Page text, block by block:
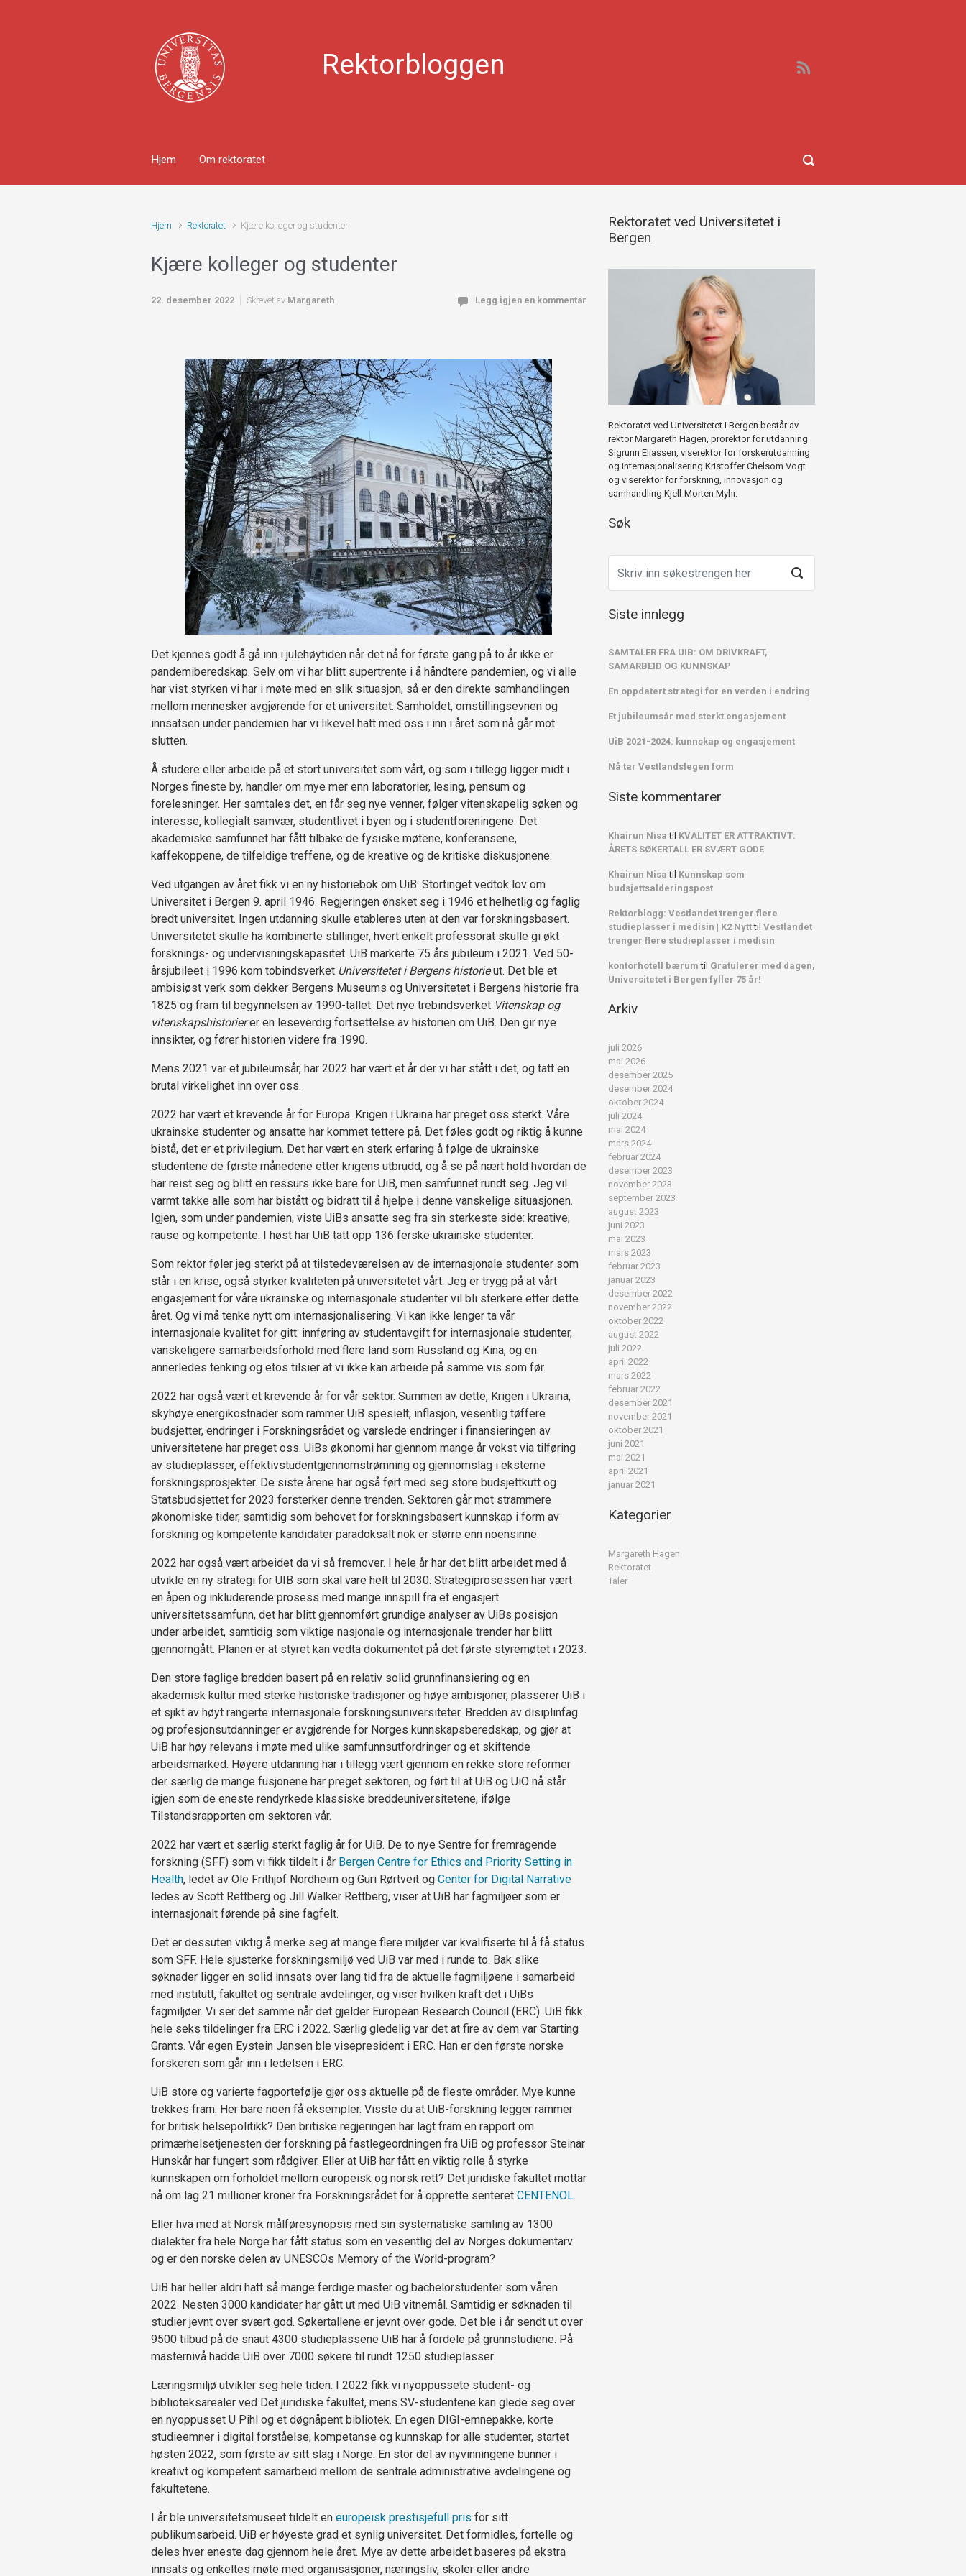
Rektorbloggen
Hjem Om rektoratet
Hjem Rektoratet Kjære kolleger og studenter
Kjære kolleger og studenter
22. desember 2022 Skrevet av Margareth Legg igjen en kommentar
Det kjennes godt å gå inn i julehøytiden når det nå for første gang på to år ikke er
pandemiberedskap. Selv om vi har blitt supertrente i å håndtere pandemien, og vi alle
har vist styrken vi har i møte med en slik situasjon, så er den direkte samhandlingen
mellom mennesker avgjørende for et universitet. Samholdet, omstillingsevnen og
innsatsen under pandemien har vi likevel hatt med oss i inn i året som nå går mot
slutten.
Å studere eller arbeide på et stort universitet som vårt, og som i tillegg ligger midt i
Norges fineste by, handler om mye mer enn laboratorier, lesing, pensum og
forelesninger. Her samtales det, en får seg nye venner, følger vitenskapelig søken og
interesse, kollegialt samvær, studentlivet i byen og i studentforeningene. Det
akademiske samfunnet har fått tilbake de fysiske møtene, konferansene,
kaffekoppene, de tilfeldige treffene, og de kreative og de kritiske diskusjonene.
Ved utgangen av året fikk vi en ny historiebok om UiB. Stortinget vedtok lov om
Universitet i Bergen 9. april 1946. Regjeringen ønsket seg i 1946 et helhetlig og faglig
bredt universitet. Ingen utdanning skulle etableres uten at den var forskningsbasert.
Universitetet skulle ha kombinerte stillinger, hvert enkelt professorat skulle gi økt
forsknings- og undervisningskapasitet. UiB markerte 75 års jubileum i 2021. Ved 50-
årsjubileet i 1996 kom tobindsverket Universitetet i Bergens historieut. Det ble et
ambisiøst verk som dekker Bergens Museums og Universitetet i Bergens historie fra
1825 og fram til begynnelsen av 1990-tallet. Det nye trebindsverket Vitenskap og
vitenskapshistorierer en leseverdig fortsettelse av historien om UiB. Den gir nye
innsikter, og fører historien videre fra 1990.
Mens 2021 var et jubileumsår, har 2022 har vært et år der vi har stått i det, og tatt en
brutal virkelighet inn over oss.
2022 har vært et krevende år for Europa. Krigen i Ukraina har preget oss sterkt. Våre
ukrainske studenter og ansatte har kommet tettere på. Det føles godt og riktig å kunne
bistå, det er et privilegium. Det har vært en sterk erfaring å følge de ukrainske
studentene de første månedene etter krigens utbrudd, og å se på nært hold hvordan de
har reist seg og blitt en ressurs ikke bare for UiB, men samfunnet rundt seg. Jeg vil
varmt takke alle som har bistått og bidratt til å hjelpe i denne vanskelige situasjonen.
Igjen, som under pandemien, viste UiBs ansatte seg fra sin sterkeste side: kreative,
rause og kompetente. I høst har UiB tatt opp 136 ferske ukrainske studenter.
Som rektor føler jeg sterkt på at tilstedeværelsen av de internasjonale studenter som
står i en krise, også styrker kvaliteten på universitetet vårt. Jeg er trygg på at vårt
engasjement for våre ukrainske og internasjonale studenter vil bli sterkere etter dette
året. Og vi må tenke nytt om internasjonalisering. Vi kan ikke lenger ta vår
internasjonale kvalitet for gitt: innføring av studentavgift for internasjonale studenter,
vanskeligere samarbeidsforhold med flere land som Russland og Kina, og en
annerledes tenking og etos tilsier at vi ikke kan arbeide på samme vis som før.
2022 har også vært et krevende år for vår sektor. Summen av dette, Krigen i Ukraina,
skyhøye energikostnader som rammer UiB spesielt, inflasjon, vesentlig tøffere
budsjetter, endringer i Forskningsrådet og varslede endringer i finansieringen av
universitetene har preget oss. UiBs økonomi har gjennom mange år vokst via tilføring
av studieplasser, effektivstudentgjennomstrømning og gjennomslag i eksterne
forskningsprosjekter. De siste årene har også ført med seg store budsjettkutt og
Statsbudsjettet for 2023 forsterker denne trenden. Sektoren går mot strammere
økonomiske tider, samtidig som behovet for forskningsbasert kunnskap i form av
forskning og kompetente kandidater paradoksalt nok er større enn noensinne.
2022 har også vært arbeidet da vi så fremover. I hele år har det blitt arbeidet med å
utvikle en ny strategi for UIB som skal vare helt til 2030. Strategiprosessen har vært
en åpen og inkluderende prosess med mange innspill fra et engasjert
universitetssamfunn, det har blitt gjennomført grundige analyser av UiBs posisjon
under arbeidet, samtidig som viktige nasjonale og internasjonale trender har blitt
gjennomgått. Planen er at styret kan vedta dokumentet på det første styremøtet i 2023.
Den store faglige bredden basert på en relativ solid grunnfinansiering og en
akademisk kultur med sterke historiske tradisjoner og høye ambisjoner, plasserer UiB i
et sjikt av høyt rangerte internasjonale forskningsuniversiteter. Bredden av disiplinfag
og profesjonsutdanninger er avgjørende for Norges kunnskapsberedskap, og gjør at
UiB har høy relevans i møte med ulike samfunnsutfordringer og et skiftende
arbeidsmarked. Høyere utdanning har i tillegg vært gjennom en rekke store reformer
der særlig de mange fusjonene har preget sektoren, og ført til at UiB og UiO nå står
igjen som de eneste rendyrkede klassiske breddeuniversitetene, ifølge
Tilstandsrapporten om sektoren vår.
2022 har vært et særlig sterkt faglig år for UiB. De to nye Sentre for fremragende
forskning (SFF) som vi fikk tildelt i år Bergen Centre for Ethics and Priority Setting in
Health, ledet av Ole Frithjof Nordheim og Guri Rørtveit og Center for Digital Narrative
ledes av Scott Rettberg og Jill Walker Rettberg, viser at UiB har fagmiljøer som er
internasjonalt førende på sine fagfelt.
Det er dessuten viktig å merke seg at mange flere miljøer var kvalifiserte til å få status
som SFF. Hele sjusterke forskningsmiljø ved UiB var med i runde to. Bak slike
søknader ligger en solid innsats over lang tid fra de aktuelle fagmiljøene i samarbeid
med institutt, fakultet og sentrale avdelinger, og viser hvilken kraft det i UiBs
fagmiljøer. Vi ser det samme når det gjelder European Research Council (ERC). UiB fikk
hele seks tildelinger fra ERC i 2022. Særlig gledelig var det at fire av dem var Starting
Grants. Vår egen Eystein Jansen ble visepresident i ERC. Han er den første norske
forskeren som går inn i ledelsen i ERC.
UiB store og varierte fagportefølje gjør oss aktuelle på de fleste områder. Mye kunne
trekkes fram. Her bare noen få eksempler. Visste du at UiB-forskning legger rammer
for britisk helsepolitikk? Den britiske regjeringen har lagt fram en rapport om
primærhelsetjenesten der forskning på fastlegeordningen fra UiB og professor Steinar
Hunskår har fungert som rådgiver. Eller at UiB har fått en viktig rolle å styrke
kunnskapen om forholdet mellom europeisk og norsk rett? Det juridiske fakultet mottar
nå om lag 21 millioner kroner fra Forskningsrådet for å opprette senteret CENTENOL.
Eller hva med at Norsk målføresynopsis med sin systematiske samling av 1300
dialekter fra hele Norge har fått status som en vesentlig del av Norges dokumentarv
og er den norske delen av UNESCOs Memory of the World-program?
UiB har heller aldri hatt så mange ferdige master og bachelorstudenter som våren
2022. Nesten 3000 kandidater har gått ut med UiB vitnemål. Samtidig er søknaden til
studier jevnt over svært god. Søkertallene er jevnt over gode. Det ble i år sendt ut over
9500 tilbud på de snaut 4300 studieplassene UiB har å fordele på grunnstudiene. På
masternivå hadde UiB over 7000 søkere til rundt 1250 studieplasser.
Læringsmiljø utvikler seg hele tiden. I 2022 fikk vi nyoppussete student- og
biblioteksarealer ved Det juridiske fakultet, mens SV-studentene kan glede seg over
en nyoppusset U Pihl og et døgnåpent bibliotek. En egen DIGI-emnepakke, korte
studieemner i digital forståelse, kompetanse og kunnskap for alle studenter, startet
høsten 2022, som første av sitt slag i Norge. En stor del av nyvinningene bunner i
kreativt og kompetent samarbeid mellom de sentrale administrative avdelingene og
fakultetene.
I år ble universitetsmuseet tildelt en europeisk prestisjefull pris for sitt
publikumsarbeid. UiB er høyeste grad et synlig universitet. Det formidles, fortelle og
deles hver eneste dag gjennom hele året. Mye av dette arbeidet baseres på ekstra
innsats og enkeltes møte med organisasjoner, næringsliv, skoler eller andre
Rektoratet ved Universitetet i
Bergen
Rektoratet ved Universitetet i Bergen består av
rektor Margareth Hagen, prorektor for utdanning
Sigrunn Eliassen, viserektor for forskerutdanning
og internasjonalisering Kristoffer Chelsom Vogt
og viserektor for forskning, innovasjon og
samhandling Kjell-Morten Myhr.
Søk
Siste innlegg
SAMTALER FRA UIB: OM DRIVKRAFT,
SAMARBEID OG KUNNSKAP
En oppdatert strategi for en verden i endring
Et jubileumsår med sterkt engasjement
UiB 2021-2024: kunnskap og engasjement
Nå tar Vestlandslegen form
Siste kommentarer
Khairun Nisa til KVALITET ER ATTRAKTIVT:
ÅRETS SØKERTALL ER SVÆRT GODE
Khairun Nisa til Kunnskap som
budsjettsalderingspost
Rektorblogg: Vestlandet trenger flere
studieplasser i medisin | K2 NytttilVestlandet
trenger flere studieplasser i medisin
kontorhotell bærum til Gratulerer med dagen,
Universitetet i Bergen fyller 75 år!
Arkiv
juli 2026
mai 2026
desember 2025
desember 2024
oktober 2024
juli 2024
mai 2024
mars 2024
februar 2024
desember 2023
november 2023
september 2023
august 2023
juni 2023
mai 2023
mars 2023
februar 2023
januar 2023
desember 2022
november 2022
oktober 2022
august 2022
juli 2022
april 2022
mars 2022
februar 2022
desember 2021
november 2021
oktober 2021
juni 2021
mai 2021
april 2021
januar 2021
Kategorier
Margareth Hagen
Rektoratet
Taler